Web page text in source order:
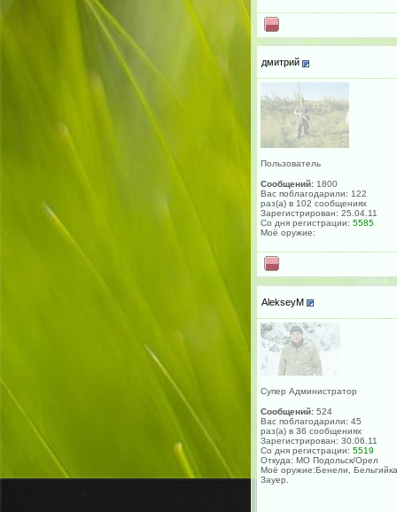
дмитрий
Пользователь
Сообщений: 1800
Вас поблагодарили: 122
раз(а) в 102 сообщениях
Зарегистрирован: 25.04.11
Со дня регистрации: 5585
Моё оружие:
AlekseyM
Супер Администратор
Сообщений: 524
Вас поблагодарили: 45
раз(а) в 36 сообщениях
Зарегистрирован: 30.06.11
Со дня регистрации: 5519
Откуда: МО Подольск/Орел
Моё оружие:Бенели,
Зауер.